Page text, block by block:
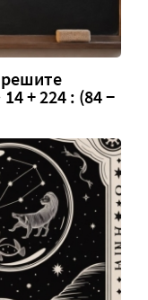
+ 224 : (84 −